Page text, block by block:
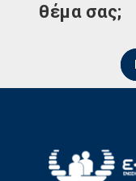
θέμα σας;